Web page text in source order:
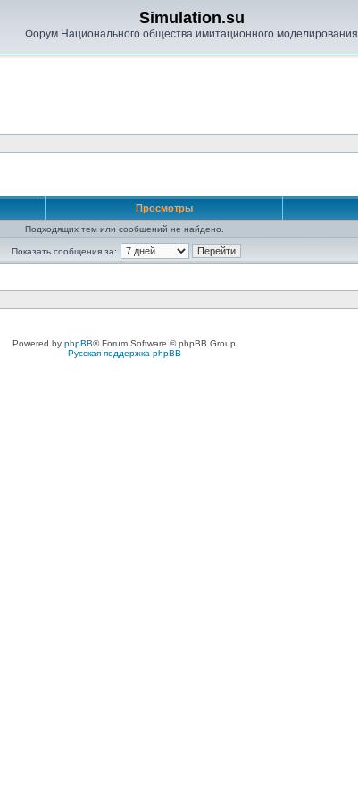
Simulation.su
Форум Национального общества имитационного моделирования
Просмотры
Подходящих тем или сообщений не найдено.
Показать сообщения за:
Powered by phpBB® Forum Software © phpBB Group
Русская поддержка phpBB